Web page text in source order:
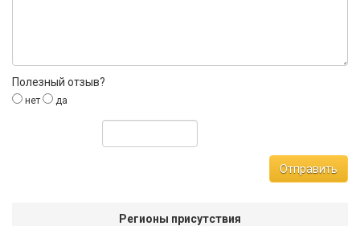
Полезный отзыв?
нет да
Отправить
Регионы присутствия